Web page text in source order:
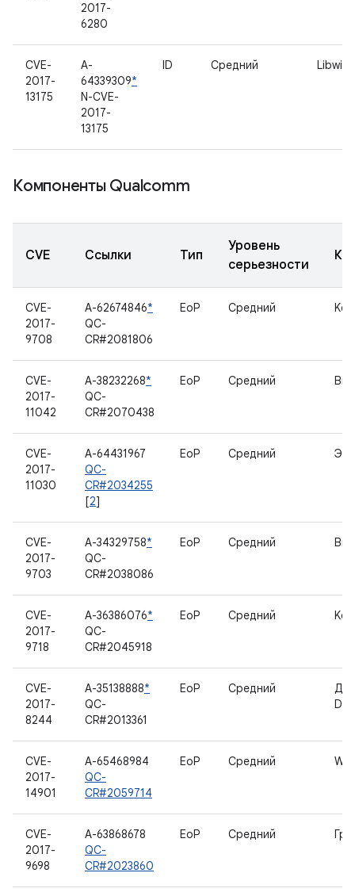
2017-
6280
CVE-
2017-
13175
A-
64339309*
N-CVE-
2017-
13175
ID Средний
Компоненты Qualcomm
CVE Ссылки Тип
Уровень
серьезности
CVE-
2017-
9708
A-62674846*
QC-
CR#2081806
EoP Средний
CVE-
2017-
11042
A-38232268*
QC-
CR#2070438
EoP Средний
CVE-
2017-
11030
A-64431967
QC-
CR#2034255
[2]
EoP Средний
CVE-
2017-
9703
A-34329758*
QC-
CR#2038086
EoP Средний
CVE-
2017-
9718
A-36386076*
QC-
CR#2045918
EoP Средний
CVE-
2017-
8244
A-35138888*
QC-
CR#2013361
EoP Средний
CVE-
2017-
14901
A-65468984
QC-
CR#2059714
EoP Средний
CVE-
2017-
9698
A-63868678
QC-
CR#2023860
EoP Средний